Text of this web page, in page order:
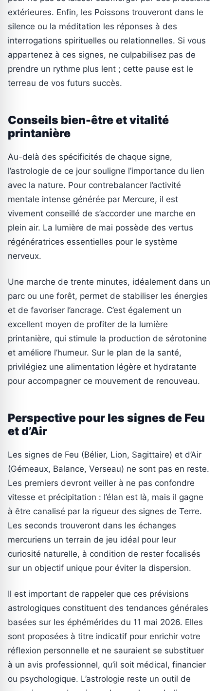
extérieures. Enfin, les Poissons trouveront dans le
silence ou la méditation les réponses à des
interrogations spirituelles ou relationnelles. Si vous
appartenez à ces signes, ne culpabilisez pas de
prendre un rythme plus lent ; cette pause est le
terreau de vos futurs succès.
Conseils bien-être et vitalité
printanière
Au-delà des spécificités de chaque signe,
l’astrologie de ce jour souligne l’importance du lien
avec la nature. Pour contrebalancer l’activité
mentale intense générée par Mercure, il est
vivement conseillé de s’accorder une marche en
plein air. La lumière de mai possède des vertus
régénératrices essentielles pour le système
nerveux.
Une marche de trente minutes, idéalement dans un
parc ou une forêt, permet de stabiliser les énergies
et de favoriser l’ancrage. C’est également un
excellent moyen de profiter de la lumière
printanière, qui stimule la production de sérotonine
et améliore l’humeur. Sur le plan de la santé,
privilégiez une alimentation légère et hydratante
pour accompagner ce mouvement de renouveau.
Perspective pour les signes de Feu
et d’Air
Les signes de Feu (Bélier, Lion, Sagittaire) et d’Air
(Gémeaux, Balance, Verseau) ne sont pas en reste.
Les premiers devront veiller à ne pas confondre
vitesse et précipitation : l’élan est là, mais il gagne
à être canalisé par la rigueur des signes de Terre.
Les seconds trouveront dans les échanges
mercuriens un terrain de jeu idéal pour leur
curiosité naturelle, à condition de rester focalisés
sur un objectif unique pour éviter la dispersion.
Il est important de rappeler que ces prévisions
astrologiques constituent des tendances générales
basées sur les éphémérides du 11 mai 2026. Elles
sont proposées à titre indicatif pour enrichir votre
réflexion personnelle et ne sauraient se substituer
à un avis professionnel, qu’il soit médical, financier
ou psychologique. L’astrologie reste un outil de